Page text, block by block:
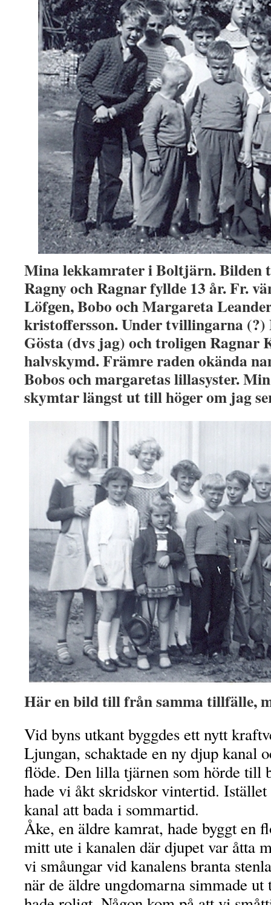
Mina lekkamrater i Boltjärn. Bilden
Ragny och Ragnar fyllde 13 år. Fr.
Löfgen, Bobo och Margareta
kristoffersson. Under tvillingarna
Gösta (dvs jag) och troligen Ragnar
halvskymd. Främre raden okända
Bobos och margaretas lillasyster.
skymtar längst ut till höger om jag
Här en bild till från samma tillfälle,
Vid byns utkant byggdes ett nytt
Ljungan, schaktade en ny djup kanal
flöde. Den lilla tjärnen som hörde till
hade vi åkt skridskor vintertid.
kanal att bada i sommartid.
Åke, en äldre kamrat, hade byggt en
mitt ute i kanalen där djupet var åtta
vi småungar vid kanalens branta
när de äldre ungdomarna simmade